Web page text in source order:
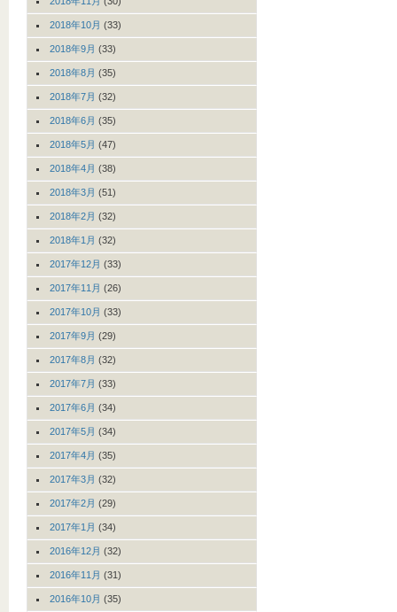
2018年10月 (33)
2018年9月 (33)
2018年8月 (35)
2018年7月 (32)
2018年6月 (35)
2018年5月 (47)
2018年4月 (38)
2018年3月 (51)
2018年2月 (32)
2018年1月 (32)
2017年12月 (33)
2017年11月 (26)
2017年10月 (33)
2017年9月 (29)
2017年8月 (32)
2017年7月 (33)
2017年6月 (34)
2017年5月 (34)
2017年4月 (35)
2017年3月 (32)
2017年2月 (29)
2017年1月 (34)
2016年12月 (32)
2016年11月 (31)
2016年10月 (35)